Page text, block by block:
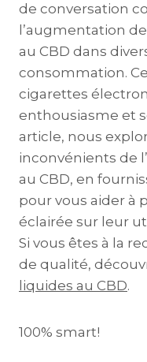
de conversation
l’augmentation
au CBD dans
consommation.
cigarettes
enthousiasme et
article, nous
inconvénients de
au CBD, en
pour vous aider à
éclairée sur leur
Si vous êtes à la
de qualité,
liquides au CBD.
100% smart!